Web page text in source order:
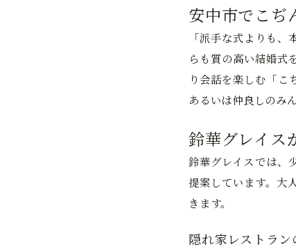
安中市でこぢ
「派手な式よりも
らも質の高い結婚式
り会話を楽しむ「こ
あるいは仲良しのみ
鈴華グレイス
鈴華グレイスでは、
提案しています。大
きます。
隠れ家レストラ